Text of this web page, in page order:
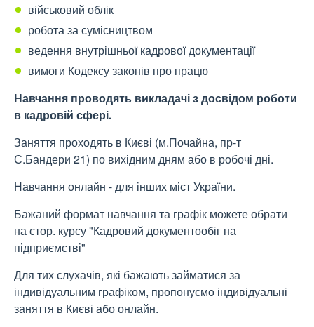
військовий облік
робота за сумісництвом
ведення внутрішньої кадрової документації
вимоги Кодексу законів про працю
Навчання проводять викладачі з досвідом роботи
в кадровій сфері.
Заняття проходять в Києві (м.Почайна, пр-т
С.Бандери 21) по вихідним дням або в робочі дні.
Навчання онлайн - для інших міст України.
Бажаний формат навчання та графік можете обрати
на стор. курсу "Кадровий документообіг на
підприємстві"
Для тих слухачів, які бажають займатися за
індивідуальним графіком, пропонуємо індивідуальні
заняття в Києві або онлайн.